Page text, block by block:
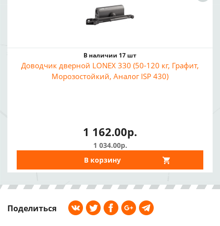
В наличии 17 шт
Доводчик дверной LONEX 330 (50-120 кг, Графит,
Морозостойкий, Аналог ISP 430)
1 162.00р.
1 034.00р.
В корзину
Поделиться